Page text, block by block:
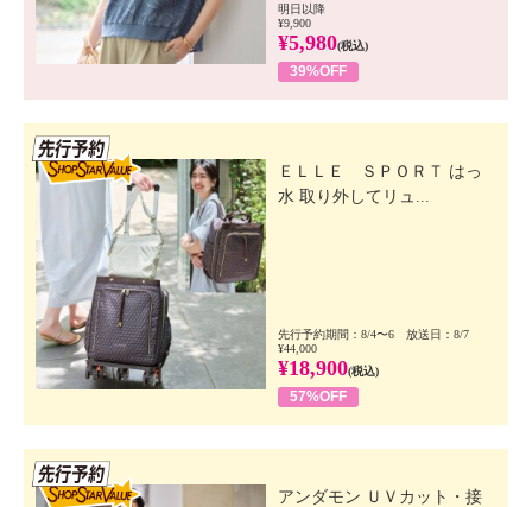
明日以降
¥9,900
¥5,980(税込)
39%OFF
ＥＬＬＥ ＳＰＯＲＴ はっ
水 取り外してリュ...
先行予約期間：8/4〜6 放送日：8/7
¥44,000
¥18,900(税込)
57%OFF
アンダモン ＵＶカット・接